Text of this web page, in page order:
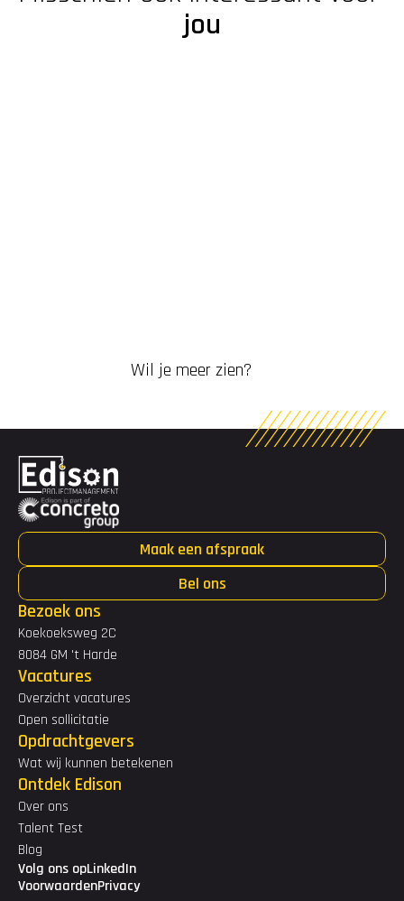
jou
Wil je meer zien?
Maak een afspraak
Bel ons
Bezoek ons
Koekoeksweg 2C
8084 GM 't Harde
Vacatures
Overzicht vacatures
Open sollicitatie
Opdrachtgevers
Wat wij kunnen betekenen
Ontdek Edison
Over ons
Talent Test
Blog
Volg ons opLinkedIn
VoorwaardenPrivacy